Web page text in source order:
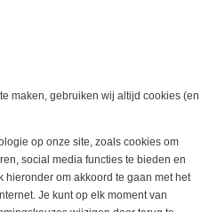
fondue
grill
maken, gebruiken wij altijd cookies (en
op onze site, zoals cookies om
social media functies te bieden en
om akkoord te gaan met het
Je kunt op elk moment van